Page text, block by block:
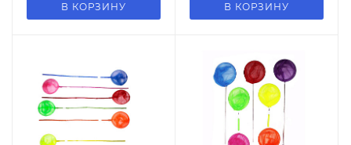
В КОРЗИНУ В КОРЗИНУ